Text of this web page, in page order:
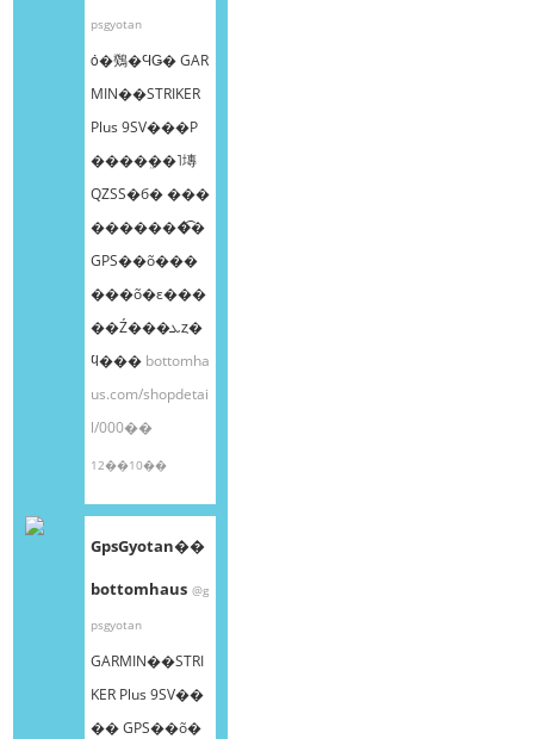
psgyotan
ȯ�䳫�ϤǤ� GAR
MIN��STRIKER
Plus 9SV���Ρ
����ܸ��˥塼
QZSS�б� ���
�������͡�
GPS��õ���
���õ�ε���
��Ź���ܥȥ�
ϥ��� bottomha
us.com/shopdetai
l/000��
12��10��
GpsGyotan��
bottomhaus @g
psgyotan
GARMIN��STRI
KER Plus 9SV��
�� GPS��õ�